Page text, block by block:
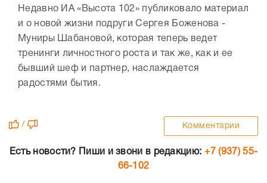
Недавно ИА «Высота 102» публиковало материал
и о новой жизни подруги Сергея Боженова -
Муниры Шабановой, которая теперь ведет
тренинги личностного роста и так же, как и ее
бывший шеф и партнер, наслаждается
радостями бытия.
/ Комментарии
Есть новости? Пиши и звони в редакцию: +7 (937) 55-
66-102